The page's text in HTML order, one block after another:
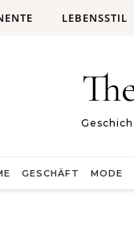
LEBENSSTIL
GESCHÄFT MODE